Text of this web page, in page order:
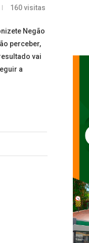
160visitas
Negão
perceber,
vai
a